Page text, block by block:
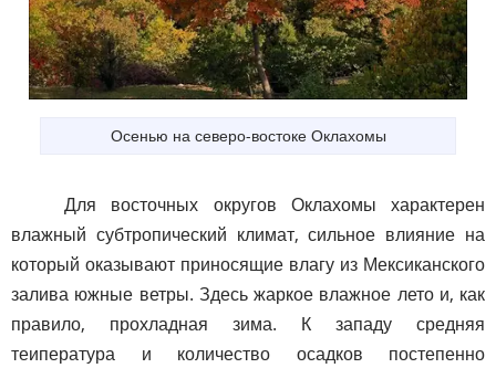
Осенью на северо-востоке Оклахомы
Для восточных округов Оклахомы характерен
влажный субтропический климат, сильное влияние на
который оказывают приносящие влагу из Мексиканского
залива южные ветры. Здесь жаркое влажное лето и, как
правило, прохладная зима. К западу средняя
теипература и количество осадков постепенно